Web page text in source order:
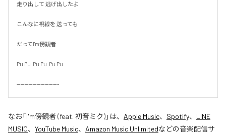
走り出して 逃げ出したよ
こんなに視線を 送っても
だってI'm傍観者
Pu Pu  Pu Pu  Pu Pu
---------------------
なお「I'm傍観者 (feat. 初音ミク)」は、 Apple Music、 Spotify、 LINE
MUSIC、 YouTube Music、 Amazon Music Unlimitedなどの音楽配信サ